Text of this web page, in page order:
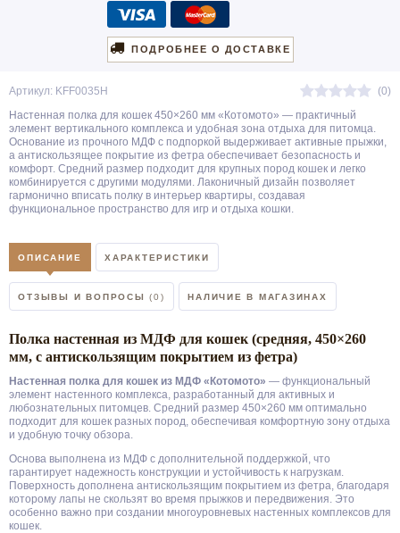
Артикул: KFF0035H
(0)
Настенная полка для кошек 450×260 мм «Котомото» — практичный
элемент вертикального комплекса и удобная зона отдыха для питомца.
Основание из прочного МДФ с подпоркой выдерживает активные прыжки,
а антискользящее покрытие из фетра обеспечивает безопасность и
комфорт. Средний размер подходит для крупных пород кошек и легко
комбинируется с другими модулями. Лаконичный дизайн позволяет
гармонично вписать полку в интерьер квартиры, создавая
функциональное пространство для игр и отдыха кошки.
ПОДРОБНЕЕ О ДОСТАВКЕ
ОПИСАНИЕ ХАРАКТЕРИСТИКИ
ОТЗЫВЫ И ВОПРОСЫ(0) НАЛИЧИЕ В МАГАЗИНАХ
Полка настенная из МДФ для кошек (средняя, 450×260
мм, с антискользящим покрытием из фетра)
Настенная полка для кошек из МДФ «Котомото» — функциональный
элемент настенного комплекса, разработанный для активных и
любознательных питомцев. Средний размер 450×260 мм оптимально
подходит для кошек разных пород, обеспечивая комфортную зону отдыха
и удобную точку обзора.
Основа выполнена из МДФ с дополнительной поддержкой, что
гарантирует надежность конструкции и устойчивость к нагрузкам.
Поверхность дополнена антискользящим покрытием из фетра, благодаря
которому лапы не скользят во время прыжков и передвижения. Это
особенно важно при создании многоуровневых настенных комплексов для
кошек.